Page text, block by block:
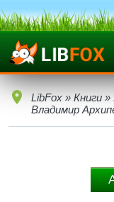
LibFox » Книги »
Владимир